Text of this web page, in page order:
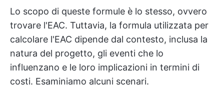
Lo scopo di queste formule è lo stesso, ovvero
trovare l'EAC. Tuttavia, la formula utilizzata per
calcolare l'EAC dipende dal contesto, inclusa la
natura del progetto, gli eventi che lo
influenzano e le loro implicazioni in termini di
costi. Esaminiamo alcuni scenari.